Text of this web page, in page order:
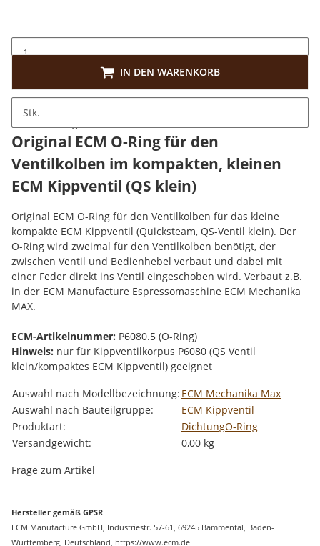
Stk.
IN DEN WARENKORB
Beschreibung
Original ECM O-Ring für den
Ventilkolben im kompakten, kleinen
ECM Kippventil (QS klein)
Original ECM O-Ring für den Ventilkolben für das kleine
kompakte ECM Kippventil (Quicksteam, QS-Ventil klein). Der
O-Ring wird zweimal für den Ventilkolben benötigt, der
zwischen Ventil und Bedienhebel verbaut und dabei mit
einer Feder direkt ins Ventil eingeschoben wird. Verbaut z.B.
in der ECM Manufacture Espressomaschine ECM Mechanika
MAX.
ECM-Artikelnummer: P6080.5 (O-Ring)
Hinweis: nur für Kippventilkorpus P6080 (QS Ventil
klein/kompaktes ECM Kippventil) geeignet
Produkteigenschaft
Wert
Auswahl nach Modellbezeichnung: ECM Mechanika Max
Auswahl nach Bauteilgruppe:
ECM Kippventil
Produktart:
DichtungO-Ring
Versandgewicht:
0,00 kg
Frage zum Artikel
Hersteller gemäß GPSR
ECM Manufacture GmbH, Industriestr. 57-61, 69245 Bammental, Baden-
Württemberg, Deutschland, https://www.ecm.de